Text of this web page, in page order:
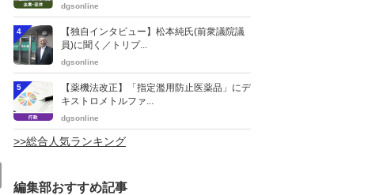
dgsonline
4
【独自インタビュー】松本純氏(前衆議院議
員)に聞く／トリプ...
dgsonline
5
【薬機法改正】「指定濫用防止医薬品」にデ
キストロメトルファ...
dgsonline
>>総合人気ランキング
編集部おすすめ記事